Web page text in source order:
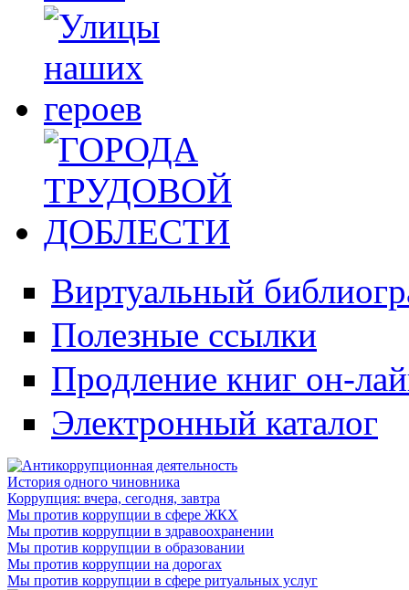
Виртуальный
Полезные ссылки
Продление книг он-
Электронный каталог
История одного чиновника
Коррупция: вчера, сегодня, завтра
Мы против коррупции в сфере ЖКХ
Мы против коррупции в здравоохранении
Мы против коррупции в образовании
Мы против коррупции на дорогах
Мы против коррупции в сфере ритуальных услуг